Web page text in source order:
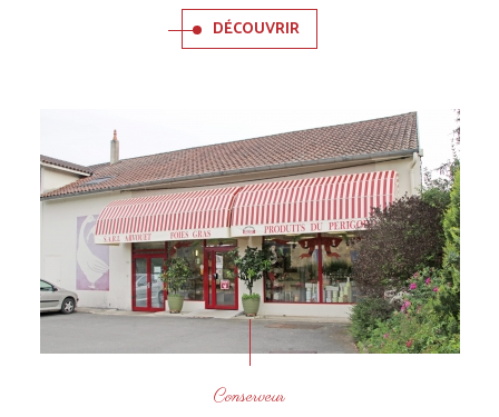
DÉCOUVRIR
Conserveur